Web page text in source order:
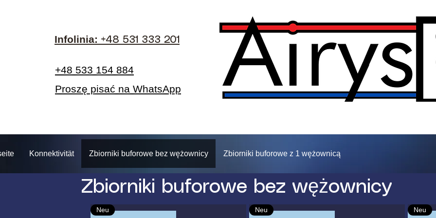
Infolinia:​ +48 531 333 201
+48 533 154 884
Proszę pisać na WhatsApp
Konnektivität Zbiorniki buforowe bez wężownicy Zbiorniki buforowe z 1 wężownicą
Zbiorniki buforowe bez wężownicy
Neu Neu Neu